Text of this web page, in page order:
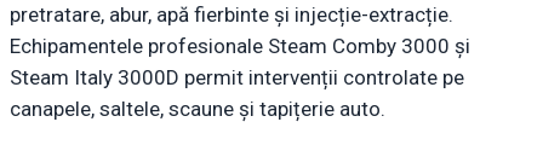
pretratare, abur, apă fierbinte și injecție-extracție.
Echipamentele profesionale Steam Comby 3000 și
Steam Italy 3000D permit intervenții controlate pe
canapele, saltele, scaune și tapițerie auto.